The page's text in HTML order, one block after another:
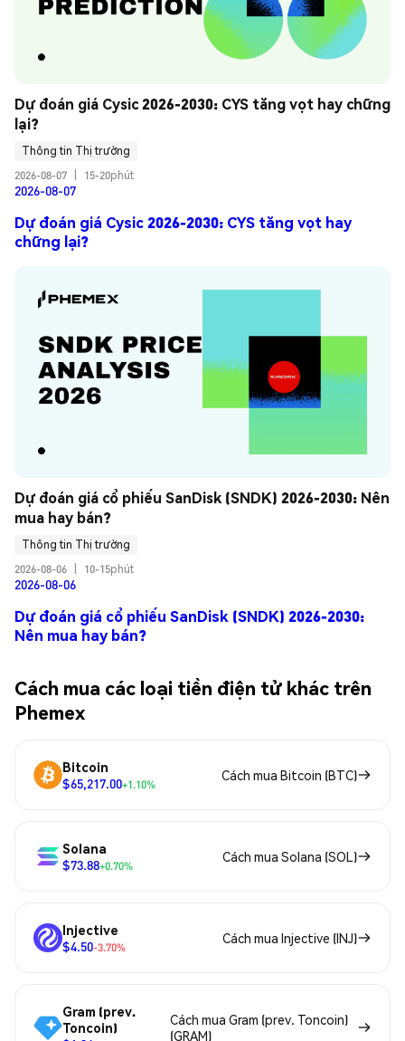
Dự đoán giá Cysic 2026-2030: CYS tăng vọt hay chững
lại?
Thông tin Thị trường
2026-08-07
15-20phút
2026-08-07
Dự đoán giá Cysic 2026-2030: CYS tăng vọt hay
chững lại?
Dự đoán giá cổ phiếu SanDisk (SNDK) 2026-2030: Nên
mua hay bán?
Thông tin Thị trường
2026-08-06
10-15phút
2026-08-06
Dự đoán giá cổ phiếu SanDisk (SNDK) 2026-2030:
Nên mua hay bán?
Cách mua các loại tiền điện tử khác trên
Phemex
Bitcoin
$65,217.00+1.10%
Cách mua Bitcoin (BTC)
Solana
$73.88+0.70%
Cách mua Solana (SOL)
Injective
$4.50-3.70%
Cách mua Injective (INJ)
Gram (prev.
Toncoin)
Cách mua Gram (prev. Toncoin)
(GRAM)